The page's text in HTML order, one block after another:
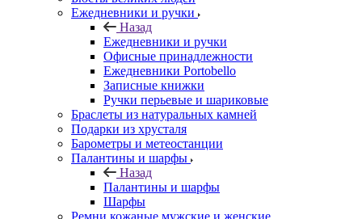
Ежедневники и ручки
Назад
Ежедневники и ручки
Офисные принадлежности
Ежедневники Portobello
Записные книжки
Ручки перьевые и шариковые
Браслеты из натуральных камней
Подарки из хрусталя
Барометры и метеостанции
Палантины и шарфы
Назад
Палантины и шарфы
Шарфы
Ремни кожаные мужские и женские